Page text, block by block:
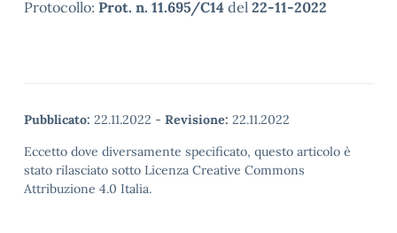
Protocollo: Prot. n. 11.695/C14 del 22-11-2022
Pubblicato: 22.11.2022 - Revisione: 22.11.2022
Eccetto dove diversamente specificato, questo articolo è
stato rilasciato sotto Licenza Creative Commons
Attribuzione 4.0 Italia.